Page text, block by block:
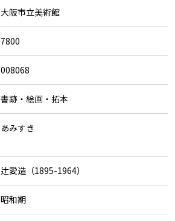
大阪市立美術館
7800
008068
書跡・絵画・拓本
あみすき
辻愛造（1895-1964）
昭和期